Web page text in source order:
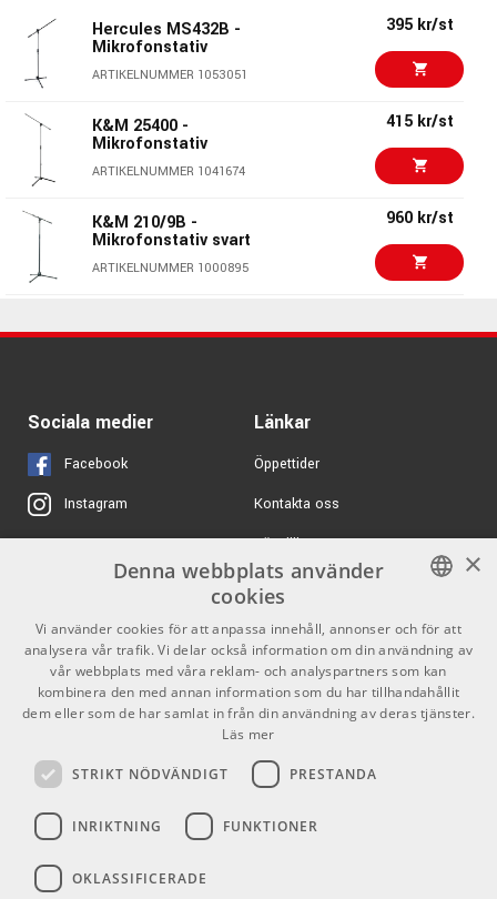
K&M 23150-100 -
Mikrofonstativ
ARTIKELNUMMER 1043325
560 kr/st
K&M 23150-300 -
ARTIKELNUMMER 1045689
560 kr/st
Shure by Gator SH- 1512 kr
ARTIKELNUMMER 1054264
Hercules MS432B -
Mikrofonstativ
ARTIKELNUMMER 1053051
395 kr/st
K&M 25400 -
Mikrofonstativ
ARTIKELNUMMER 1041674
415 kr/st
K&M 210/9B -
Mikrofonstativ svart
ARTIKELNUMMER 1000895
960 kr/st
sE Electronics RF X
Black - Reflexion Filter
ARTIKELNUMMER 1063419
sE Electronics Pro
sE Electronics GuitaRF
- Reflexion Filter
ARTIKELNUMMER 1063420
Neumann EA 1 3555 kr/st
Sociala medier
Facebook
Instagram
X
Youtube
TikTok
Länkar
Öppettider
Kontakta oss
Köpvillkor
Butiken
Varumärken
GDPR & Cookies
Kontakt
Info
Mån-Fre: 10.00-18.00
SWEDISH
ENGLISH
×
Denna webbplats använder
cookies
Vi använder cookies för att anpassa innehåll, annonser och för att
analysera vår trafik. Vi delar också information om din användning av
vår webbplats med våra reklam- och analyspartners som kan
kombinera den med annan information som du har tillhandahållit
dem eller som de har samlat in från din användning av deras tjänster.
Läs mer
STRIKT NÖDVÄNDIGT PRESTANDA
INRIKTNING FUNKTIONER
OKLASSIFICERADE